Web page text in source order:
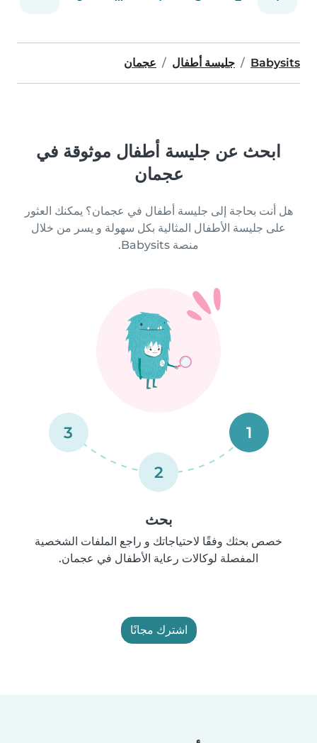
Babysits جليسة أطفال عجمان
ابحث عن جليسة أطفال موثوقة في
عجمان
هل أنت بحاجة إلى جليسة أطفال في عجمان؟ يمكنك العثور
على جليسة الأطفال المثالية بكل سهولة و يسر من خلال
منصة Babysits.
1
2
3
بحث
خصص بحثك وفقًا لاحتياجاتك و راجع الملفات الشخصية
المفصلة لوكالات رعاية الأطفال في عجمان.
اشترك مجانًا